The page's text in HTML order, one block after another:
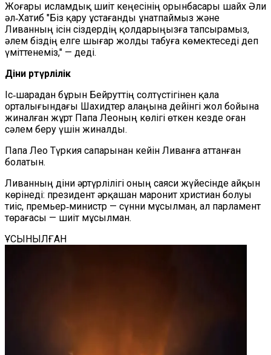
Жоғары исламдық шиіт кеңесінің орынбасары шайх Әли
әл‑Хатиб "Біз қару ұстағанды ұнатпаймыз және
Ливанның ісін сіздердің қолдарыңызға тапсырамыз,
әлем біздің елге шығар жолды табуға көмектеседі деп
үміттенеміз," — деді.
Діни әртүрлілік
Іс‑шарадан бұрын Бейруттің солтүстігінен қала
орталығындағы Шахидтер алаңына дейінгі жол бойына
жиналған жұрт Папа Леоның көлігі өткен кезде оған
сәлем беру үшін жиналды.
Папа Лео Түркия сапарынан кейін Ливанға аттанған
болатын.
Ливанның діни әртүрлілігі оның саяси жүйесінде айқын
көрінеді: президент әрқашан маронит христиан болуы
тиіс, премьер‑министр — сүнни мұсылман, ал парламент
төрағасы — шиіт мұсылман.
ҰСЫНЫЛҒАН